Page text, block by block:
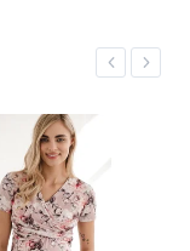
Previous
Next